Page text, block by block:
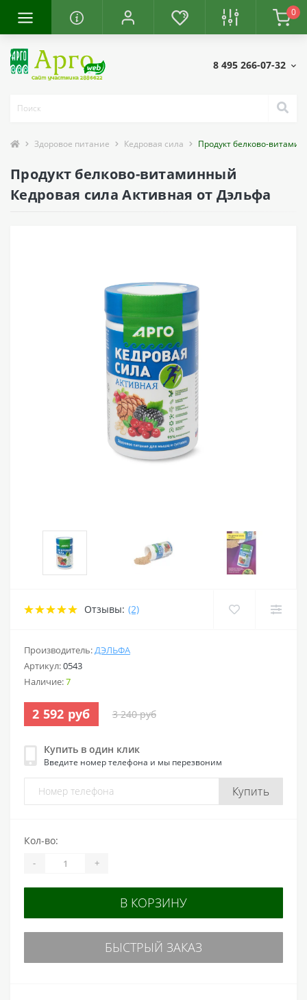
0
8 495 266-07-32
Здоровое питание Кедровая сила Продукт белково-
Продукт белково-витаминный
Кедровая сила Активная от Дэльфа
Отзывы: (2)
Производитель:ДЭЛЬФА
Артикул:0543
Наличие:7
2 592 руб 3 240 руб
Купить в один клик
Введите номер телефона и мы перезвоним
Купить
Кол-во:
- +
В КОРЗИНУ
БЫСТРЫЙ ЗАКАЗ